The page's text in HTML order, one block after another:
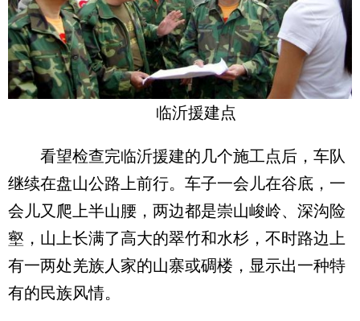
临沂援建点
看望检查完临沂援建的几个施工点后，车队
继续在盘山公路上前行。车子一会儿在谷底，一
会儿又爬上半山腰，两边都是崇山峻岭、深沟险
壑，山上长满了高大的翠竹和水杉，不时路边上
有一两处羌族人家的山寨或碉楼，显示出一种特
有的民族风情。